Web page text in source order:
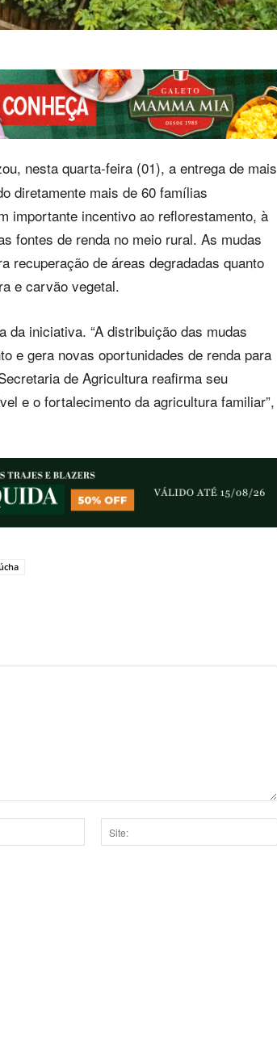
nesta quarta-feira (01), a entrega de mais
diretamente mais de 60 famílias
importante incentivo ao reflorestamento, à
fontes de renda no meio rural. As mudas
recuperação de áreas degradadas quanto
e carvão vegetal.
iniciativa. “A distribuição das mudas
e gera novas oportunidades de renda para
de Agricultura reafirma seu
e o fortalecimento da agricultura familiar”,